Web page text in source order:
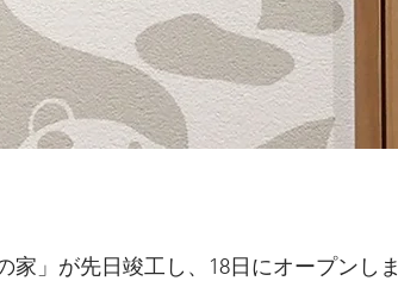
家」が先日竣工し、18日にオープンし